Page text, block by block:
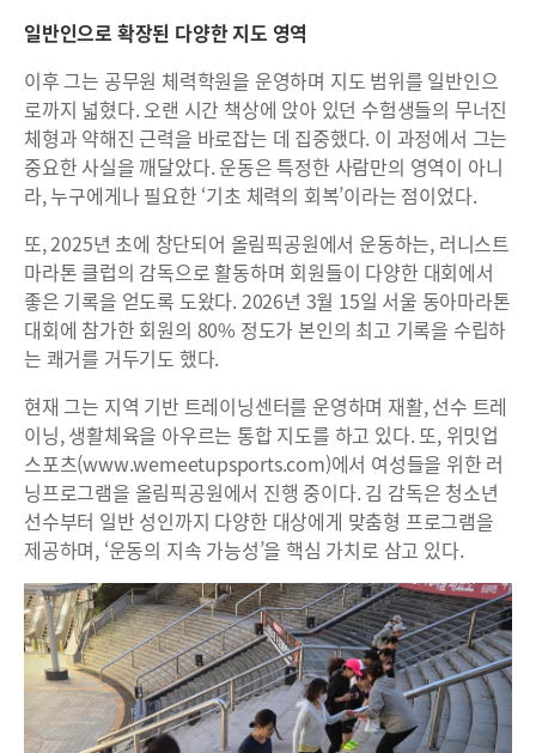
일반인으로 확장된 다양한 지도 영역
이후 그는 공무원 체력학원을 운영하며 지도 범위를 일반인으
로까지 넓혔다. 오랜 시간 책상에 앉아 있던 수험생들의 무너진
체형과 약해진 근력을 바로잡는 데 집중했다. 이 과정에서 그는
중요한 사실을 깨달았다. 운동은 특정한 사람만의 영역이 아니
라, 누구에게나 필요한 ‘기초 체력의 회복’이라는 점이었다.
또, 2025년 초에 창단되어 올림픽공원에서 운동하는, 러니스트
마라톤 클럽의 감독으로 활동하며 회원들이 다양한 대회에서
좋은 기록을 얻도록 도왔다. 2026년 3월 15일 서울 동아마라톤
대회에 참가한 회원의 80% 정도가 본인의 최고 기록을 수립하
는 쾌거를 거두기도 했다.
현재 그는 지역 기반 트레이닝센터를 운영하며 재활, 선수 트레
이닝, 생활체육을 아우르는 통합 지도를 하고 있다. 또, 위밋업
스포츠(www.wemeetupsports.com)에서 여성들을 위한 러
닝프로그램을 올림픽공원에서 진행 중이다. 김 감독은 청소년
선수부터 일반 성인까지 다양한 대상에게 맞춤형 프로그램을
제공하며, ‘운동의 지속 가능성’을 핵심 가치로 삼고 있다.